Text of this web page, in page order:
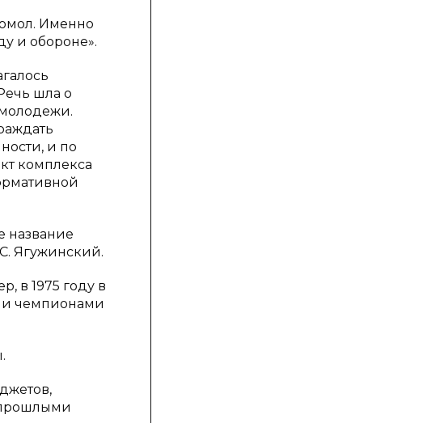
Именно
и обороне».
шла о
и по
комплекса
название
Ягужинский.
в 1975 году в
чемпионами